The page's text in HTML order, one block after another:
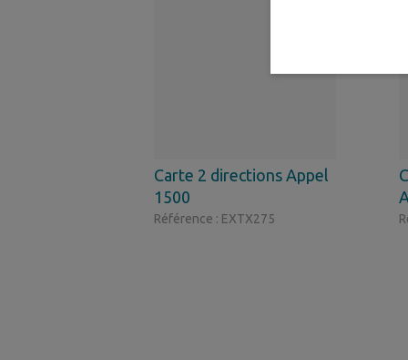
Carte 2 directions Appel
1500
Référence : EXTX275